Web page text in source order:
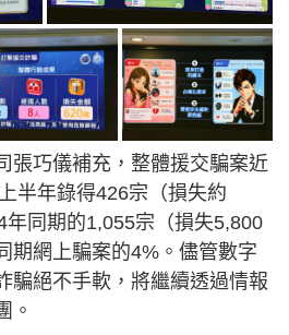
張巧儀補充，整體援交騙案近
半年錄得426宗（損失約
年同期的1,055宗（損失5,800
期網上騙案的4%。儘管數字
騙絕不手軟，將繼續透過情報
。